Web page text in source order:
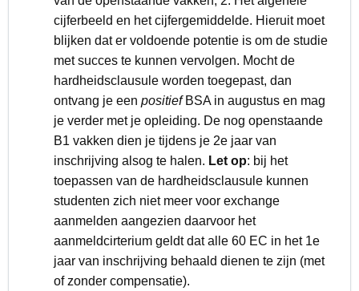
cijferbeeld en het cijfergemiddelde. Hieruit moet
blijken dat er voldoende potentie is om de studie
met succes te kunnen vervolgen. Mocht de
hardheidsclausule worden toegepast, dan
ontvang je een positiefBSA in augustus en mag
je verder met je opleiding. De nog openstaande
B1 vakken dien je tijdens je 2e jaar van
inschrijving alsog te halen. Let op: bij het
toepassen van de hardheidsclausule kunnen
studenten zich nietmeer voor exchange
aanmelden aangezien daarvoor het
aanmeldcirterium geldt dat alle 60 EC in het 1e
jaar van inschrijving behaald dienen te zijn (met
of zonder compensatie).